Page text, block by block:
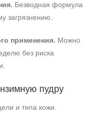
Безводная формула
загрязнению.
применения. Можно
без риска
пудру
и типа кожи.